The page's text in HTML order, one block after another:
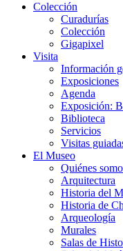
Colección
Curadurías
Colección
Gigapixel
Visita
Información
Exposiciones
Agenda
Exposición:
Biblioteca
Servicios
Visitas
El Museo
Quiénes
Arquitectura
Historia del
Historia de
Arqueología
Murales
Salas de